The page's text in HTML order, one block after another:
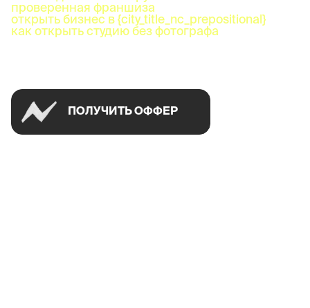
проверенная франшиза
открыть бизнес в {city_title_nc_prepositional}
как открыть студию без фотографа
ПОЛУЧИТЬ ОФФЕР